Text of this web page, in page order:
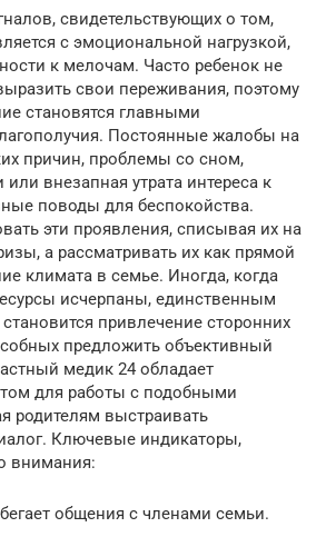
свидетельствующих о том,
с эмоциональной нагрузкой,
к мелочам. Часто ребенок не
свои переживания, поэтому
становятся главными
Постоянные жалобы на
причин, проблемы со сном,
внезапная утрата интереса к
поводы для беспокойства.
эти проявления, списывая их на
а рассматривать их как прямой
климата в семье. Иногда, когда
исчерпаны, единственным
привлечение сторонних
предложить объективный
медик 24 обладает
для работы с подобными
родителям выстраивать
Ключевые индикаторы,
внимания:
общения с членами семьи.